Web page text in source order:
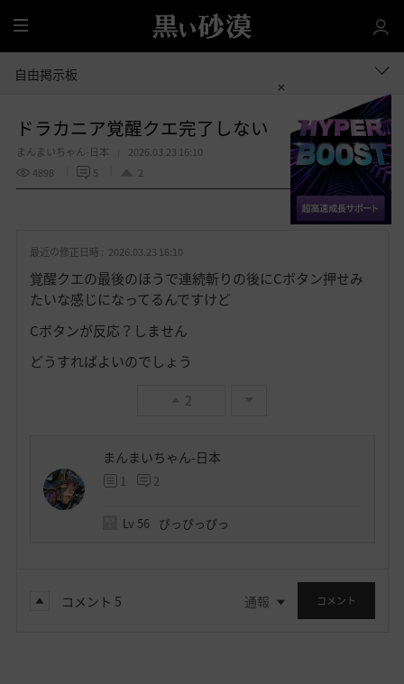
全
体
自由掲示板
ドラカニア覚醒クエ完了しない
まんまいちゃん-日本
2026.03.23 16:10
4898
5 2
お
入
共有する
最近の修正日時 : 2026.03.23 16:10
覚醒クエの最後のほうで連続斬りの後にCボタン押せみ
たいな感じになってるんですけど
Cボタンが反応？しません
どうすればよいのでしょう
2
まんまいちゃん-日本
1 2
Lv 56 ぴっぴっぴっ
コメント 5 通報 コメント